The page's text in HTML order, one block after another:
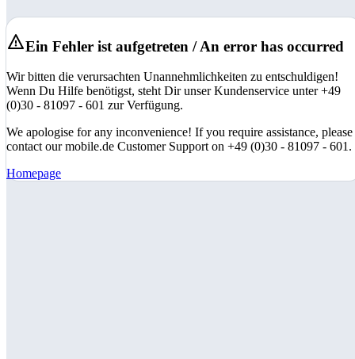
Ein Fehler ist aufgetreten / An error has occurred
Wir bitten die verursachten Unannehmlichkeiten zu entschuldigen!
Wenn Du Hilfe benötigst, steht Dir unser Kundenservice unter +49
(0)30 - 81097 - 601 zur Verfügung.
We apologise for any inconvenience! If you require assistance, please
contact our mobile.de Customer Support on +49 (0)30 - 81097 - 601.
Homepage